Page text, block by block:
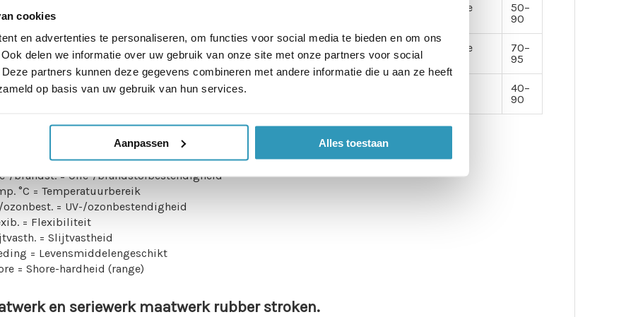
cookies
en advertenties te personaliseren, om functies voor social media te bieden en om ons
delen we informatie over uw gebruik van onze site met onze partners voor social
partners kunnen deze gegevens combineren met andere informatie die u aan ze heeft
op basis van uw gebruik van hun services.
Aanpassen Alles toestaan
Nee
50–
90
Goed -30/+80
Zeer
goed
Nee
70–
95
Goed Ja -30/+90
40–
90
best. = Chemische bestendigheid
brandst. = Olie-/brandstofbestendigheid
°C = Temperatuurbereik
ozonbest. = UV-/ozonbestendigheid
= Flexibiliteit
= Slijtvastheid
= Levensmiddelengeschikt
= Shore-hardheid (range)
en seriewerk maatwerk rubber stroken.